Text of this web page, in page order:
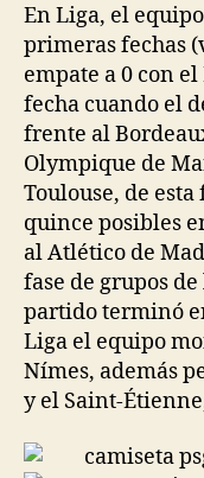
En Liga, el
primeras fechas
empate a 0 con
fecha cuando el
frente al
Olympique de
Toulouse, de
quince posibles
al Atlético de
fase de grupos
partido terminó
Liga el equipo
Nímes, además
y el Saint-